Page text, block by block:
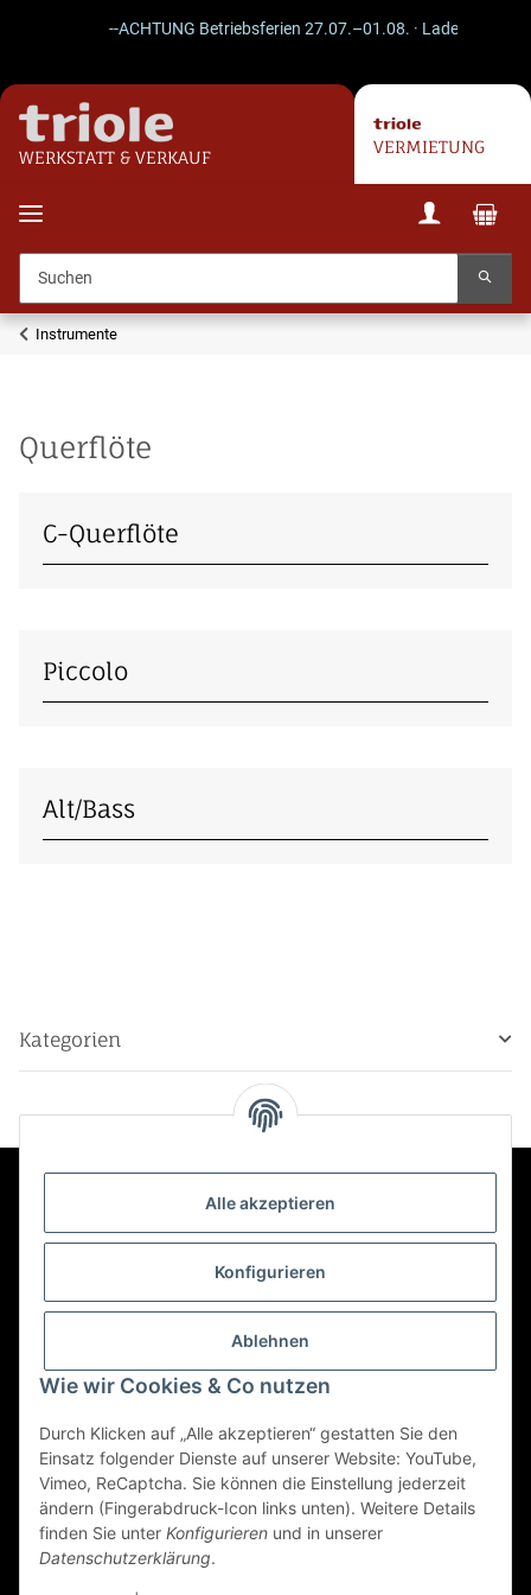
Alle akzeptieren
Konfigurieren
Ablehnen
Wie wir Cookies & Co nutzen
Durch Klicken auf „Alle akzeptieren“ gestatten Sie den
Einsatz folgender Dienste auf unserer Website: YouTube,
Vimeo, ReCaptcha. Sie können die Einstellung jederzeit
ändern (Fingerabdruck-Icon links unten). Weitere Details
finden Sie unter Konfigurieren und in unserer
Datenschutzerklärung.
--ACHTUNG Betriebsferien 27.07.–01.08. · Laden
WERKSTATT & VERKAUF
VERMIETUNG
Instrumente
Querflöte
C-Querflöte
Piccolo
Alt/Bass
Kategorien
Informationen
Mehr über
Vertrag widerrufen